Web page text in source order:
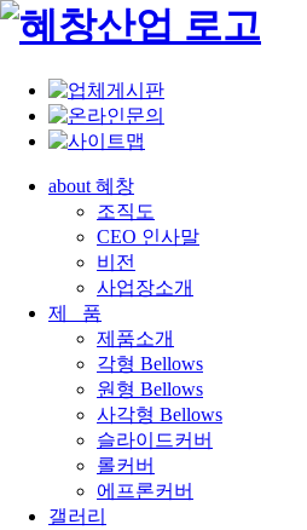
about 혜창
조직도
CEO 인사말
비전
사업장소개
제 품
제품소개
각형 Bellows
원형 Bellows
사각형 Bellows
슬라이드커버
롤커버
에프론커버
갤러리